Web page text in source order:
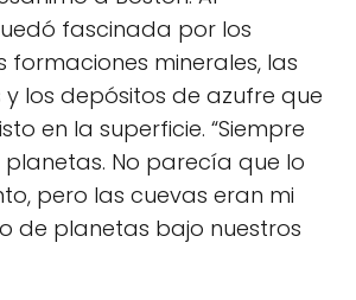
fascinada por los
formaciones minerales, las
los depósitos de azufre que
en la superficie. “Siempre
planetas. No parecía que lo
pero las cuevas eran mi
de planetas bajo nuestros